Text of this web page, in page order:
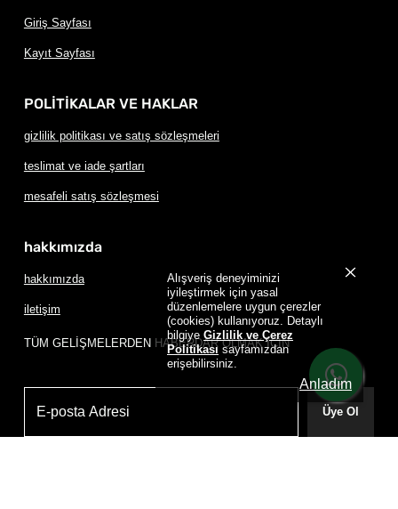
Alışveriş deneyiminizi
iyileştirmek için yasal
düzenlemelere uygun çerezler
(cookies) kullanıyoruz. Detaylı
bilgiye Gizlilik ve Çerez
Politikası sayfamızdan
erişebilirsiniz.
Anladım
Giriş Sayfası
Kayıt Sayfası
POLİTİKALAR VE HAKLAR
gizlilik politikası ve satış sözleşmeleri
teslimat ve iade şartları
mesafeli satış sözleşmesi
hakkımızda
hakkımızda
iletişim
TÜM GELİŞMELERDEN HABERDAR OLMAK İÇİN
Üye Ol